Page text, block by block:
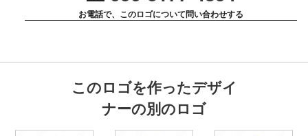
お電話で、このロゴについて問い合わせする
このロゴを作ったデザイ
ナーの別のロゴ